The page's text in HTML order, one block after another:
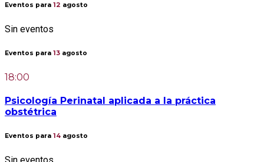
Eventos para 12 agosto
Sin eventos
Eventos para 13 agosto
18:00
Psicología Perinatal aplicada a la práctica
obstétrica
Eventos para 14 agosto